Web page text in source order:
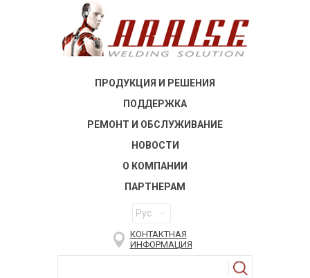
ПРОДУКЦИЯ И РЕШЕНИЯ
ПОДДЕРЖКА
РЕМОНТ И ОБСЛУЖИВАНИЕ
НОВОСТИ
О КОМПАНИИ
ПАРТНЕРАМ
Рус
КОНТАКТНАЯ
ИНФОРМАЦИЯ